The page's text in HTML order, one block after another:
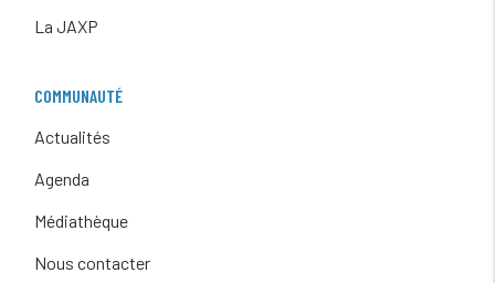
La JAXP
COMMUNAUTÉ
Actualités
Agenda
Médiathèque
Nous contacter